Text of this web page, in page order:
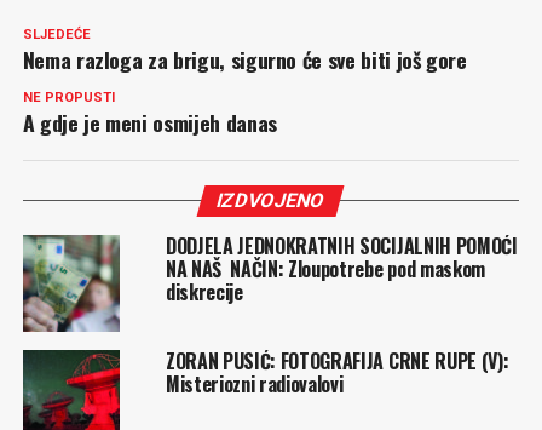
SLJEDEĆE
Nema razloga za brigu, sigurno će sve biti još gore
NE PROPUSTI
A gdje je meni osmijeh danas
IZDVOJENO
DODJELA JEDNOKRATNIH SOCIJALNIH POMOĆI
NA NAŠ NAČIN: Zloupotrebe pod maskom
diskrecije
ZORAN PUSIĆ: FOTOGRAFIJA CRNE RUPE (V):
Misteriozni radiovalovi